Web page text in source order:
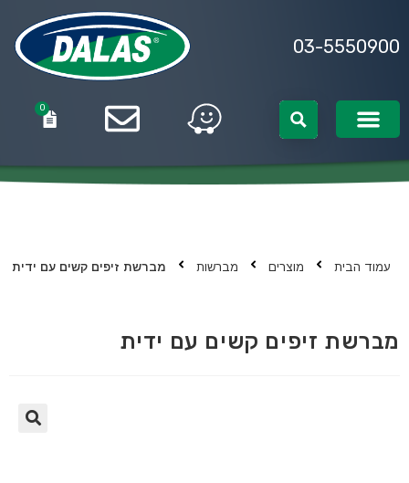
03-5550900
0
עמוד הבית מוצרים מברשות מברשת זיפים קשים עם ידית
מברשת זיפים קשים עם ידית